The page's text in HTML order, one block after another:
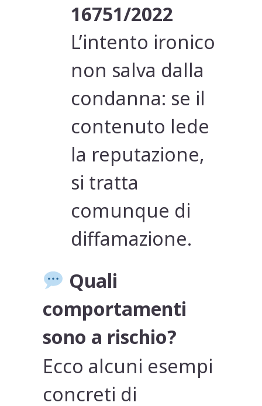
16751/2022
L’intento ironico
non salva dalla
condanna: se il
contenuto lede
la reputazione,
si tratta
comunque di
diffamazione.
Quali
comportamenti
sono a rischio?
Ecco alcuni esempi
concreti di